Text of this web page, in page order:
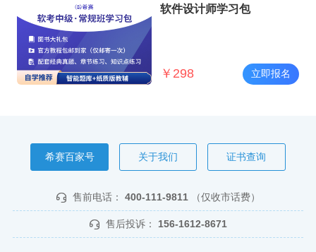
软件设计师学习包
￥ 298 立即报名
希赛百家号 关于我们 证书查询
售前电话： 400-111-9811 （仅收市话费）
售后投诉： 156-1612-8671